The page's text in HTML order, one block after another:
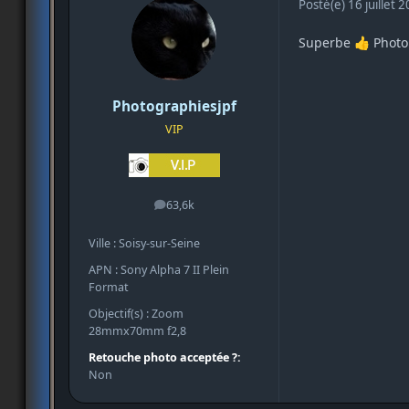
Photographiesjpf
VIP
63,6k
messages
Ville : Soisy-sur-Seine
APN : Sony Alpha 7 II Plein
Format
Objectif(s) : Zoom
28mmx70mm f2,8
Retouche photo acceptée ?:
Non
Posté(e) 16 juillet
Superbe 👍 Photo